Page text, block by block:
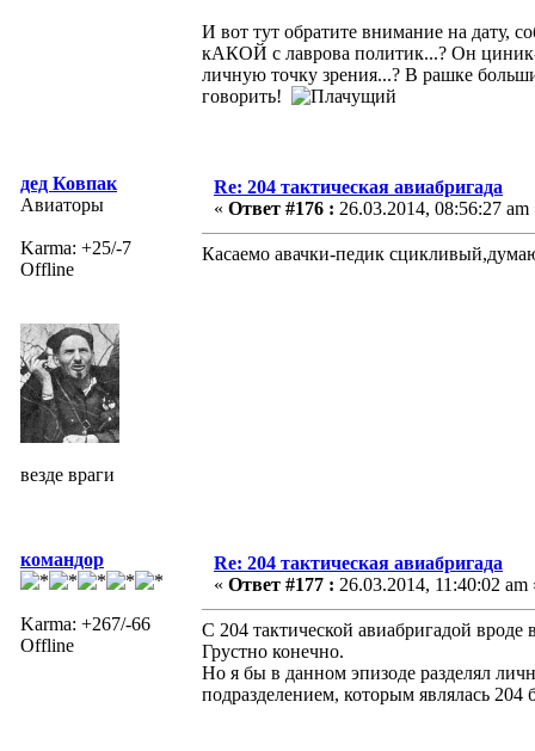
И вот тут обратите внимание на дату,
кАКОЙ с лаврова политик...? Он циник-
личную точку зрения...? В рашке
говорить!
дед Ковпак
Авиаторы
Karma: +25/-7
Offline
везде враги
Re: 204 тактическая авиабригада
« Ответ #176 : 26.03.2014, 08:56:27 am
Касаемо авачки-педик
командор
Karma: +267/-66
Offline
Re: 204 тактическая авиабригада
« Ответ #177 : 26.03.2014, 11:40:02 am
С 204 тактической авиабригадой вроде
Грустно конечно.
Но я бы в данном эпизоде разделял
подразделением, которым являлась 204